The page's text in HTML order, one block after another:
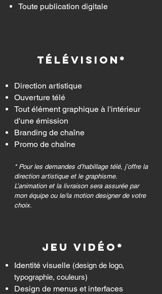
Toute publication digitale
TÉLÉVISION*
Direction artistique
Ouverture télé
Tout élément graphique à l'intérieur
d'une émission
Branding de chaîne
Promo de chaîne
* Pour les demandes d’habillage télé, j’offre la
direction artistique et le graphisme.
L’animation et la livraison sera assurée par
mon équipe ou le/la motion designer de votre
choix.
JEU VIDÉO*
Identité visuelle (design de logo,
typographie, couleurs)
Design de menus et interfaces